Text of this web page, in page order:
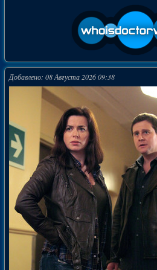
Добавлено: 08 Августа 2026 09:38